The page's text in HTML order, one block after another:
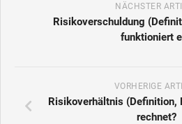
NÄCHSTER
Risikoverschuldung
funktioniert
VORHERIGE
Risikoverhältnis (Definition,
rechnet?